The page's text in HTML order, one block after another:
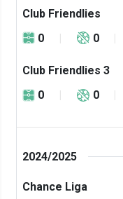
Club Friendlies
0
0
Club Friendlies 3
0
0
2024/2025
Chance Liga